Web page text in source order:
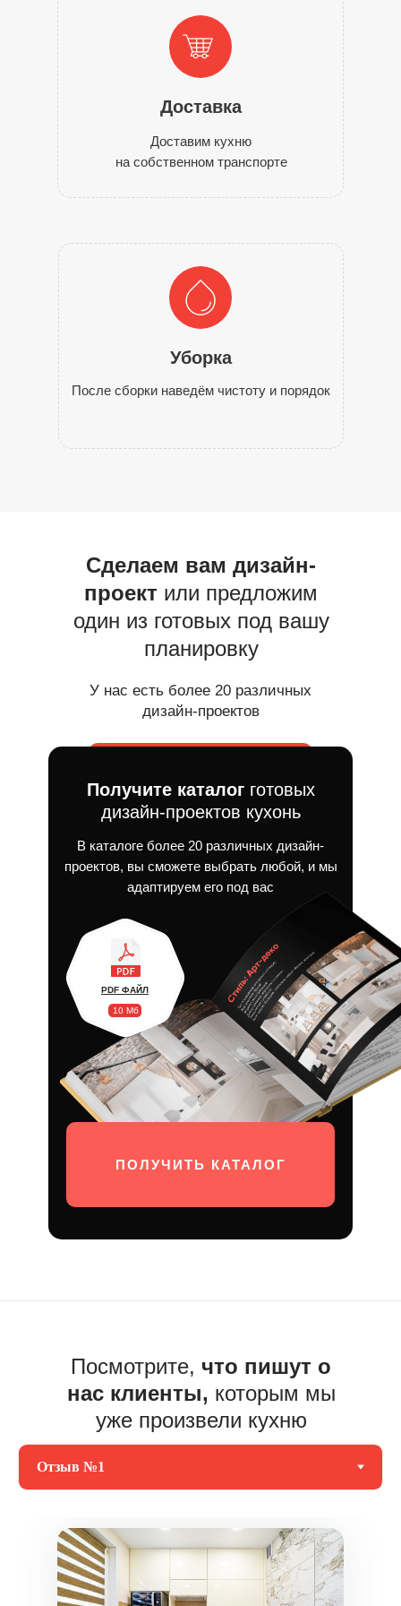
Доставка
Уборка
После сборки наведём чистоту и порядок
Доставим кухню
на собственном транспорте
Сделаем вам дизайн-
проект или предложим
один из готовых под вашу
планировку
Получите каталог готовых
дизайн-проектов кухонь
ПОЛУЧИТЬ КАТАЛОГ
В каталоге более 20 различных дизайн-
проектов, вы сможете выбрать любой, и мы
адаптируем его под вас
PDF ФАЙЛ
10 Мб
У нас есть более 20 различных
дизайн-проектов
Посмотрите, что пишут о
нас клиенты, которым мы
уже произвели кухню